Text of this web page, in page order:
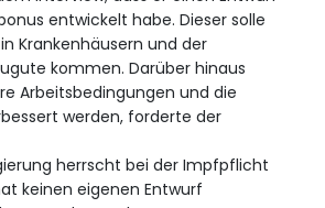
entwickelt habe. Dieser solle
Krankenhäusern und der
kommen. Darüber hinaus
Arbeitsbedingungen und die
werden, forderte der
herrscht bei der Impfpflicht
keinen eigenen Entwurf